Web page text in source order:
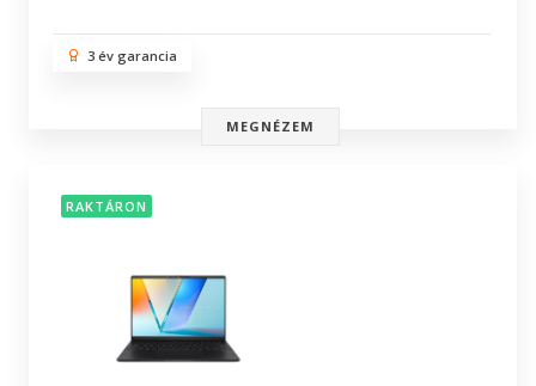
3 év garancia
MEGNÉZEM
RAKTÁRON